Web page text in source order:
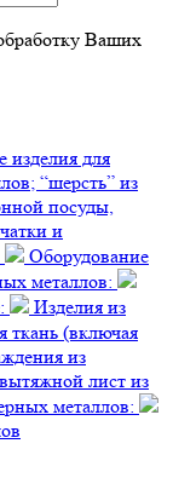
Ваших
изделия для
“шерсть” из
посуды,
и
Оборудование
металлов:
Изделия из
ткань (включая
из
лист из
металлов: